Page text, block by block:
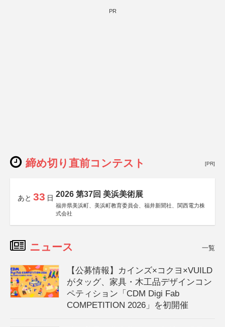
PR
締め切り直前コンテスト [PR]
あと 33 日 2026 第37回 美浜美術展
福井県美浜町、美浜町教育委員会、福井新聞社、関西電力株
式会社
ニュース 一覧
【公募情報】カインズ×コクヨ×VUILD
がタッグ、家具・木工品デザインコン
ペティション「CDM Digi Fab
COMPETITION 2026」を初開催